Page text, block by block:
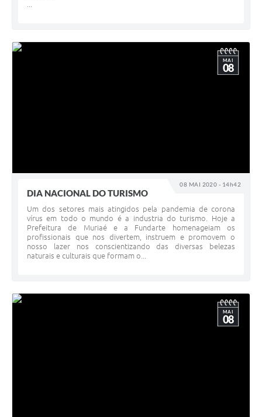
08 MAI 2020 - 14h42
MAI
08
DIA NACIONAL DO TURISMO
Um dos setores mais atingidos pela pandemia de corona
vírus em todo o mundo é a industria do turismo. Hoje a
Prefeitura de Muriaé e a Fundarte homenageiam os
profissionais que nos divertem, instruem e promovem o
nosso lazer nos conscientizando das diversas belezas
naturais e culturais que formam o...
MAI
08